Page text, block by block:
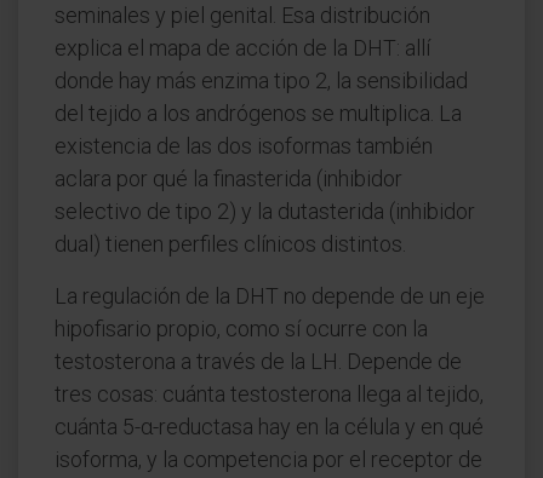
seminales y piel genital. Esa distribución
explica el mapa de acción de la DHT: allí
donde hay más enzima tipo 2, la sensibilidad
del tejido a los andrógenos se multiplica. La
existencia de las dos isoformas también
aclara por qué la finasterida (inhibidor
selectivo de tipo 2) y la dutasterida (inhibidor
dual) tienen perfiles clínicos distintos.
La regulación de la DHT no depende de un eje
hipofisario propio, como sí ocurre con la
testosterona a través de la LH. Depende de
tres cosas: cuánta testosterona llega al tejido,
cuánta 5-α-reductasa hay en la célula y en qué
isoforma, y la competencia por el receptor de